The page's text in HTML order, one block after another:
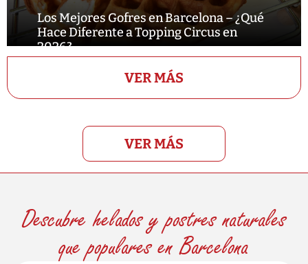
Los Mejores Gofres en Barcelona – ¿Qué
Hace Diferente a Topping Circus en
2026?
VER MÁS
VER MÁS
Descubre helados y postres naturales
que populares en Barcelona